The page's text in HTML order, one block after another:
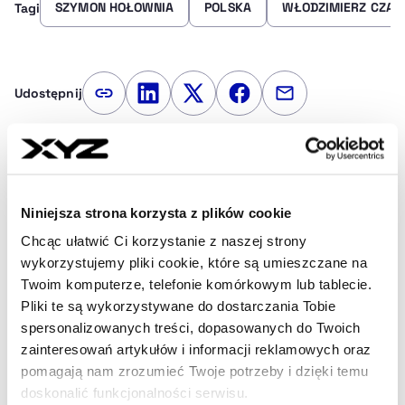
Niniejsza strona korzysta z plików cookie
Chcąc ułatwić Ci korzystanie z naszej strony
wykorzystujemy pliki cookie, które są umieszczane na
Twoim komputerze, telefonie komórkowym lub tablecie.
Pliki te są wykorzystywane do dostarczania Tobie
spersonalizowanych treści, dopasowanych do Twoich
zainteresowań artykułów i informacji reklamowych oraz
pomagają nam zrozumieć Twoje potrzeby i dzięki temu
doskonalić funkcjonalności serwisu.
Najnowsze
13 min temu
Wyprzedaż akcji Modivo. HalfPrice i
Tagi SZYMON HOŁOWNIA POLSKA WŁODZIMIERZ
Udostępnij Kopiuj link artykułu
Udostępnij na LinkedIn
Udostępnij na Twitterze
Udostępnij na
Udostępnij
głosowania